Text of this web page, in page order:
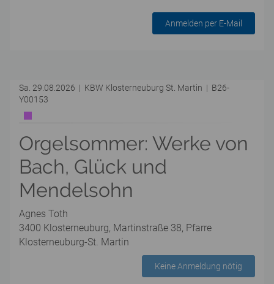
Anmelden per E-Mail
Sa. 29.08.2026 | KBW Klosterneuburg St. Martin | B26-
Y00153
Orgelsommer: Werke von
Bach, Glück und
Mendelsohn
Agnes Toth
3400 Klosterneuburg, Martinstraße 38, Pfarre
Klosterneuburg-St. Martin
Keine Anmeldung nötig